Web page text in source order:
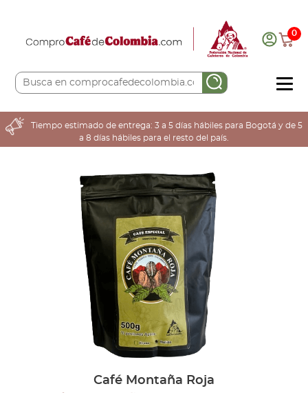
0
COMPRA AQUÍ
COLOMBIA CAFETERA
COLECCIÓN CAFETERA
Tiempo estimado de entrega: 3 a 5 días hábiles para Bogotá y de 5
a 8 días hábiles para el resto del país.
Café Montaña Roja